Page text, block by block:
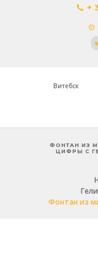
+
Витебск
ФОНТАН ИЗ
ЦИФРЫ С
Фонтан из